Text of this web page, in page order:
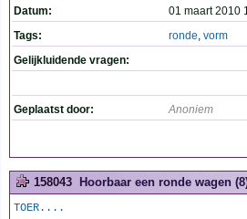
Datum:
01 maart 2010
Tags:
ronde, vorm
Gelijkluidende vragen:
Geplaatst door: Anoniem
158043 Hoorbaar een ronde wagen
TOER....